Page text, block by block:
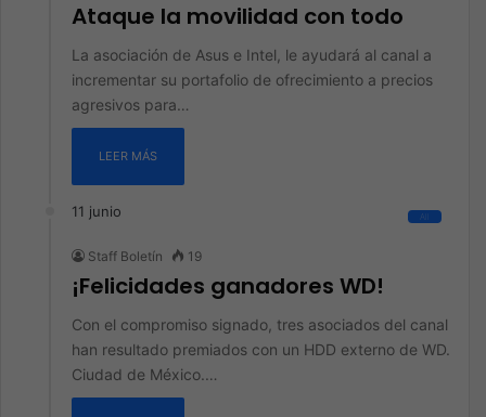
Ataque la movilidad con todo
La asociación de Asus e Intel, le ayudará al canal a
incrementar su portafolio de ofrecimiento a precios
agresivos para…
LEER MÁS
11 junio All
Staff Boletín 19
¡Felicidades ganadores WD!
Con el compromiso signado, tres asociados del canal
han resultado premiados con un HDD externo de WD.
Ciudad de México.…